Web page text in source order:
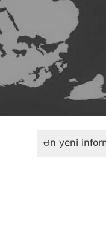
Ən yeni